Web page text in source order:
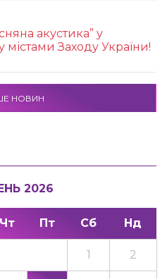
акустика” у
містами Заходу України!
НОВИН
2026
Чт Пт Сб Нд
1 2